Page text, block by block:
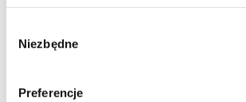
zgody
Niezbędne
Preferencje
Partnerzy